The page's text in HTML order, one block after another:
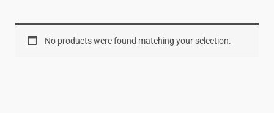
No products were found matching your selection.